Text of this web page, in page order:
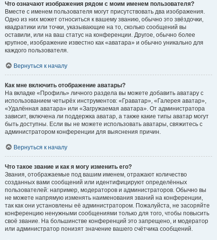
Что означают изображения рядом с моим именем пользователя?
Вместе с именем пользователя могут присутствовать два изображения.
Одно из них может относиться к вашему званию, обычно это звёздочки,
квадратики или точки, указывающие на то, сколько сообщений вы
оставили, или на ваш статус на конференции. Другое, обычно более
крупное, изображение известно как «аватара» и обычно уникально для
каждого пользователя.
Вернуться к началу
Как мне включить отображение аватары?
На вкладке «Профиль» личного раздела вы можете добавить аватару с
использованием четырёх инструментов: «Граватар», «Галерея аватар»,
«Удалённая аватара» или «Загружаемая аватара». От администратора
зависит, включена ли поддержка аватар, а также какие типы аватар могут
быть доступны. Если вы не можете использовать аватары, свяжитесь с
администратором конференции для выяснения причин.
Вернуться к началу
Что такое звание и как я могу изменить его?
Звания, отображаемые под вашим именем, отражают количество
созданных вами сообщений или идентифицируют определённых
пользователей: например, модераторов и администраторов. Обычно вы
не можете напрямую изменять наименования званий на конференции,
так как они установлены её администратором. Пожалуйста, не засоряйте
конференцию ненужными сообщениями только для того, чтобы повысить
своё звание. На большинстве конференций это запрещено, и модератор
или администратор понизят значение вашего счётчика сообщений.